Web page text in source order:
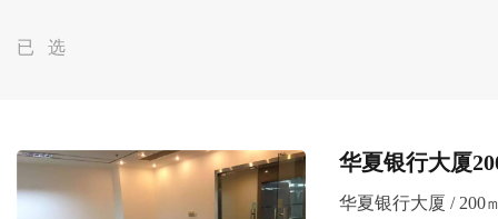
已 选
华夏银行大厦200
华夏银行大厦 / 200